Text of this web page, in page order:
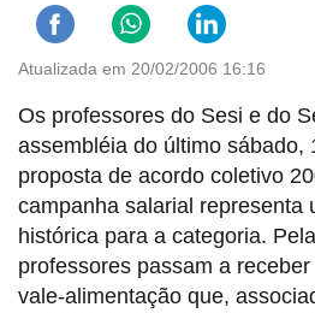
Atualizada em 20/02/2006 16:16
Os professores do Sesi e do
assembléia do último sábado,
proposta de acordo coletivo
campanha salarial representa
histórica para a categoria.
professores passam a
vale-alimentação que,